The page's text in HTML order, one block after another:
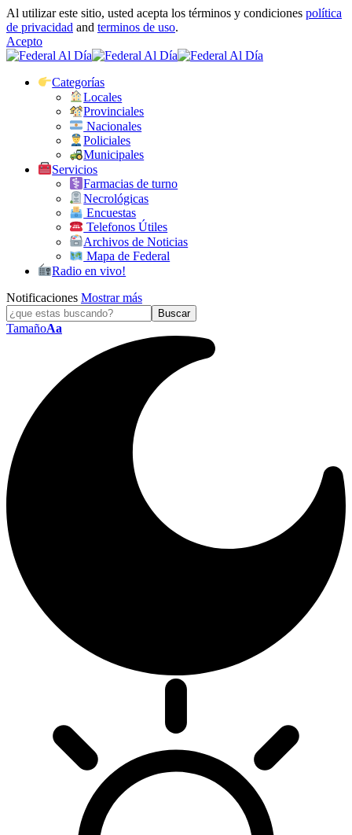
Al utilizar este sitio, usted acepta los términos y condiciones política
de privacidad and terminos de uso.
Acepto
Categorías
Locales
Provinciales
Nacionales
Policiales
Municipales
Servicios
Farmacias de turno
Necrológicas
Encuestas
Telefonos Útiles
Archivos de Noticias
Mapa de Federal
Radio en vivo!
Notificaciones Mostrar más
TamañoAa